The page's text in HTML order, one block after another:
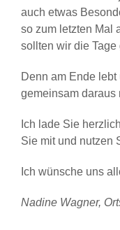
auch etwas
so zum letzten Mal
sollten wir die
Denn am Ende
gemeinsam daraus
Ich lade Sie
Sie mit und nutzen
Ich wünsche uns
Nadine Wagner,